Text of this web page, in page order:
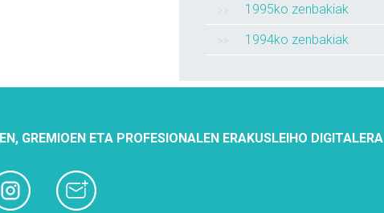
1995ko zenbakiak
1994ko zenbakiak
GREMIOEN ETA PROFESIONALEN ERAKUSLEIHO DIGITALERA